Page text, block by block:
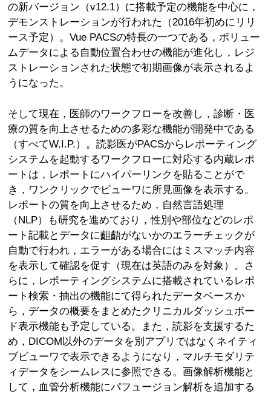
の新バージョン（v12.1）に搭載予定の機能を中心に，
デモンストレーションが行われた（2016年初めにリリ
ース予定）。Vue PACSの特長の一つである，ボリュー
ムデータによる自動位置合わせの機能が進化し，レジ
ストレーションされた状態で初期画像が表示されるよ
うになった。
そして現在，医師のワークフローを改善し，診断・医
療の質を向上させるための多彩な機能が開発中である
（すべてW.I.P.）。読影医がPACSからレポーティング
システムを起動するワークフローに対応する内蔵レポ
ートは，レポートにハイパーリンクを貼ることがで
き，ワンクリックでビューワに所見画像を表示する。
レポートの質を向上させるため，自然言語処理
（NLP）も研究を進めており，性別や部位などのレポ
ート記載とデータに齟齬がないかのエラーチェックが
自動で行われ，エラーがある場合にはミスマッチ内容
を表示して確認を促す（現在は英語のみを対象）。さ
らに，レポーティングシステムに搭載されているレポ
ート検索・抽出の機能にて得られたデータベースか
ら，データの概要をまとめたクリニカルダッシュボー
ド表示機能も予定している。また，読影を支援するた
め，DICOM以外のデータを別アプリではなくネイティ
ブビューワで表示できるようになり，マルチモダリテ
ィデータをシームレスに参照できる。画像解析機能と
して，血管分析機能にパフュージョン解析を追加する